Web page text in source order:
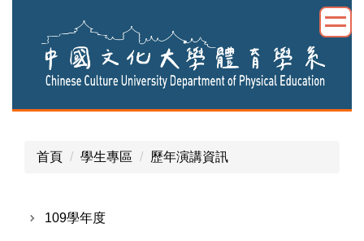
容
首頁
學生專區 歷年演講資訊
109學年度